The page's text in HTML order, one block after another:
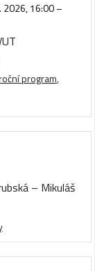
2026, 16:00–
program,
– Mikuláš